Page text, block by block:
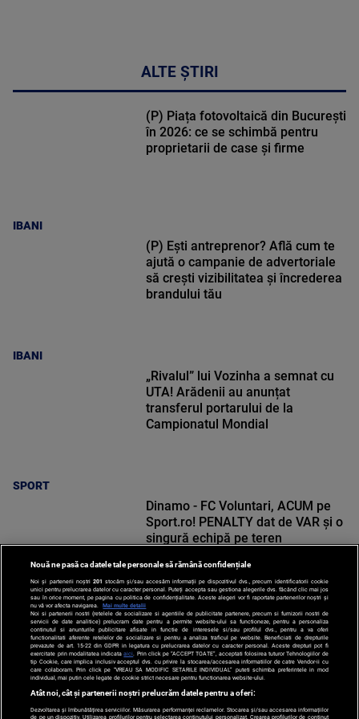
ALTE ȘTIRI
IBANI
(P) Piața fotovoltaică din București
în 2026: ce se schimbă pentru
proprietarii de case și firme
IBANI
(P) Ești antreprenor? Află cum te
ajută o campanie de advertoriale
să crești vizibilitatea și încrederea
brandului tău
SPORT
„Rivalul” lui Vozinha a semnat cu
UTA! Arădenii au anunțat
transferul portarului de la
Campionatul Mondial
SPORT
Dinamo - FC Voluntari, ACUM pe
Sport.ro! PENALTY dat de VAR și o
singură echipă pe teren
Nouă ne pasă ca datele tale personale să rămână confidențiale
Noi și partenerii noștri 201 stocăm și/sau accesăm informații pe dispozitivul dvs., precum identificatorii cookie
unici pentru prelucrarea datelor cu caracter personal. Puteți accepta sau gestiona alegerile dvs. făcând clic mai jos
sau în orice moment, pe pagina cu politica de confidențialitate. Aceste alegeri vor fi raportate partenerilor noștri și
nu vă vor afecta navigarea.
Mai multe detalii
Noi si partenerii nostri (retelele de socializare si agentiile de publicitate partenere, precum si furnizorii nostri de
servicii de date analitice) prelucram date pentru a permite website-ului sa functioneze, pentru a personaliza
continutul si anunturile publicitare afisate in functie de interesele si/sau profilul dvs., pentru a va oferi
functionalitati aferente retelelor de socializare si pentru a analiza traficul pe website. Beneficiati de drepturile
prevazute de art. 15-22 din GDPR in legatura cu prelucrarea datelor cu caracter personal. Aceste drepturi pot fi
exercitate prin modalitatea indicataaici . Prin click pe “ACCEPT TOATE”, acceptati folosirea tuturor Tehnologiilor de
tip Cookie, care implica inclusiv acceptul dvs. cu privire la stocarea/accesarea informatiilor de catre Vendor-ii cu
care colaboram. Prin click pe “VREAU SA MODIFIC SETARILE INDIVIDUAL” puteti schimba preferintele in mod
individual, mai putin cele legate de cookie strict necesare pentru functionarea website-ului.
Atât noi, cât și partenerii noștri prelucrăm datele pentru a oferi:
Dezvoltarea și îmbunătățirea serviciilor. Măsurarea performanței reclamelor. Stocarea și/sau accesarea informațiilor
de pe un dispozitiv. Utilizarea profilurilor pentru selectarea conținutului personalizat. Crearea profilurilor de conținut